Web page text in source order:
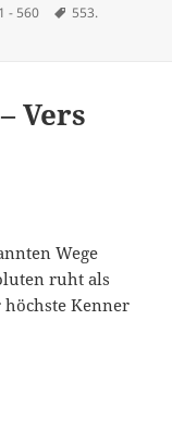
- 560 Schlagwörter
553.
Chudamani – Vers 553
Vers
Wege
ruht als
höchste Kenner